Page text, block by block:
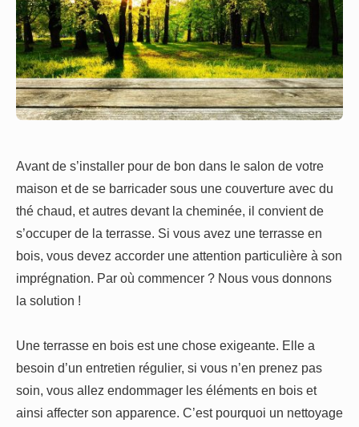
Avant de s’installer pour de bon dans le salon de votre
maison et de se barricader sous une couverture avec du
thé chaud, et autres devant la cheminée, il convient de
s’occuper de la terrasse. Si vous avez une terrasse en
bois, vous devez accorder une attention particulière à son
imprégnation. Par où commencer ? Nous vous donnons
la solution !
Une terrasse en bois est une chose exigeante. Elle a
besoin d’un entretien régulier, si vous n’en prenez pas
soin, vous allez endommager les éléments en bois et
ainsi affecter son apparence. C’est pourquoi un nettoyage